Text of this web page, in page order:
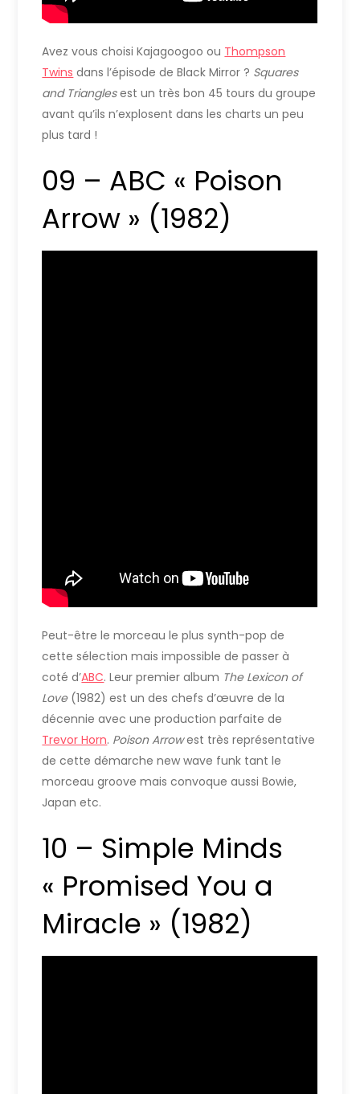
Avez vous choisi Kajagoogoo ou Thompson
Twins dans l’épisode de Black Mirror ? Squares
and Trianglesest un très bon 45 tours du groupe
avant qu’ils n’explosent dans les charts un peu
plus tard !
09 – ABC « Poison
Arrow » (1982)
Peut-être le morceau le plus synth-pop de
cette sélection mais impossible de passer à
coté d’ABC. Leur premier album The Lexicon of
Love (1982) est un des chefs d’œuvre de la
décennie avec une production parfaite de
Trevor Horn. Poison Arrowest très représentative
de cette démarche new wave funk tant le
morceau groove mais convoque aussi Bowie,
Japan etc.
10 – Simple Minds
« Promised You a
Miracle » (1982)